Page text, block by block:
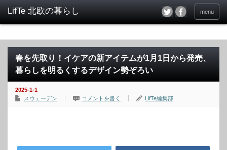
menu
春を先取り！イケアの新アイテムが1月1日から発売、
暮らしを明るくするデザイン勢ぞろい
2025-1-1
スウェーデン
コメントを書く LifTe編集部